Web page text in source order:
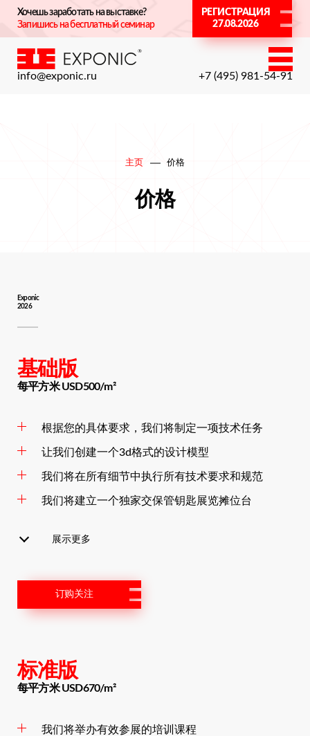
Хочешь заработать на выставке?
Запишись на бесплатный семинар
РЕГИСТРАЦИЯ
27.08.2026
info@exponic.ru +7 (495) 981-54-91
主页 价格
价格
Exponic
2026
基础版
每平方米 USD500/m²
根据您的具体要求，我们将制定一项技术任务
让我们创建一个3d格式的设计模型
我们将在所有细节中执行所有技术要求和规范
我们将建立一个独家交保管钥匙展览摊位台
展示更多
订购关注
标准版
每平方米 USD670/m²
我们将举办有效参展的培训课程